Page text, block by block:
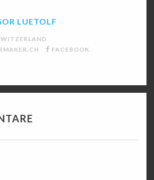
LUETOLF
FACEBOOK